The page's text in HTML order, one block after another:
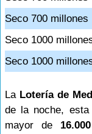
Seco 700 millones
Seco 1000
Seco 1000
La Lotería de
de la noche,
mayor de